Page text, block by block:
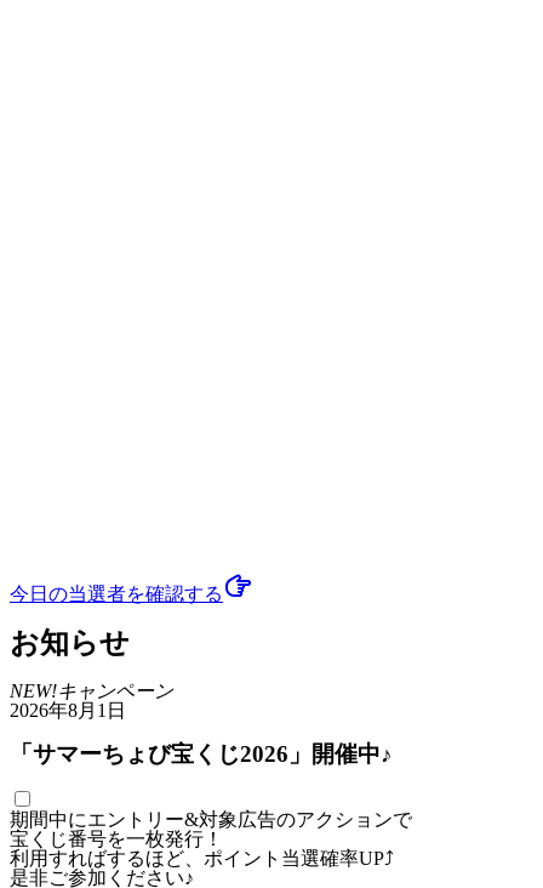
今日の当選者を確認する
お知らせ
NEW!キャンペーン
2026年8月1日
「サマーちょび宝くじ2026」開催中♪
期間中にエントリー&対象広告のアクションで
宝くじ番号を一枚発行！
利用すればするほど、ポイント当選確率UP⤴
是非ご参加ください♪